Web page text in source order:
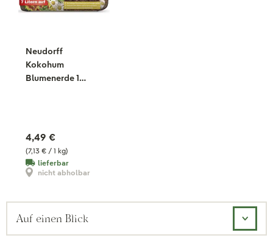
Neudorff
Kokohum
Blumenerde 1
(7,13 € / 1 kg)
4,49 €
lieferbar
nicht abholbar
Auf einen Blick